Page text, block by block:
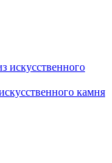
камня